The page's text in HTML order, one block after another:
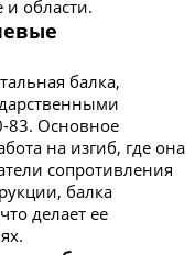
и области.
балка,
83. Основное
на изгиб, где она
сопротивления
балка
делает ее